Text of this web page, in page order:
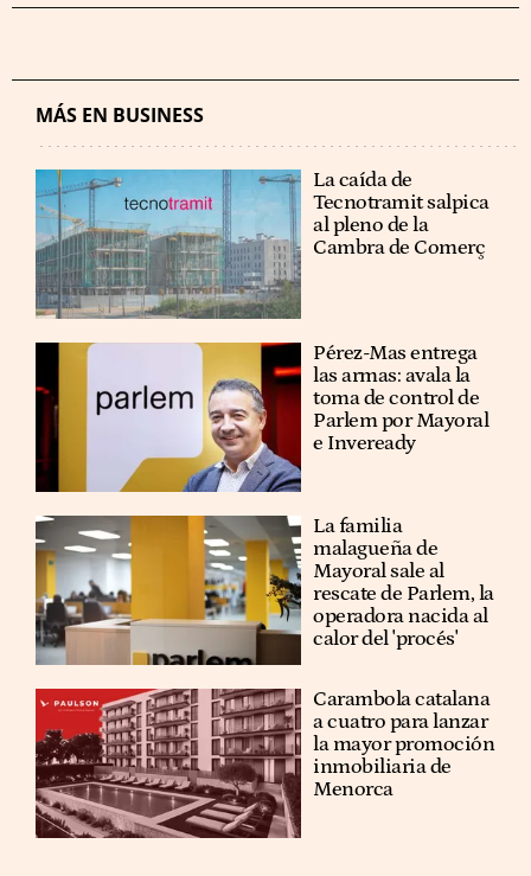
MÁS EN BUSINESS
La caída de
Tecnotramit salpica
al pleno de la
Cambra de Comerç
Pérez-Mas entrega
las armas: avala la
toma de control de
Parlem por Mayoral
e Inveready
La familia
malagueña de
Mayoral sale al
rescate de Parlem, la
operadora nacida al
calor del 'procés'
Carambola catalana
a cuatro para lanzar
la mayor promoción
inmobiliaria de
Menorca